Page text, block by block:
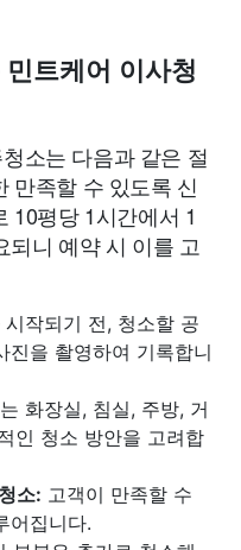
트케어 이사청
소는 다음과 같은 절
만족할 수 있도록 신
10평당 1시간에서 1
니 예약 시 이를 고
시작되기 전, 청소할 공
진을 촬영하여 기록합니
화장실, 침실, 주방, 거
인 청소 방안을 고려합
소: 고객이 만족할 수
어집니다.